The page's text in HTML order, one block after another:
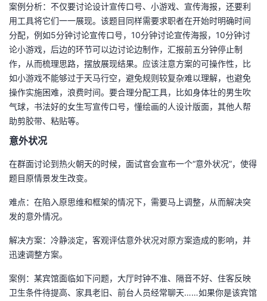
案例分析：不仅要讨论设计宣传口号、小游戏、宣传海报，还要利
用工具将它们一一展现。该题目同样需要求职者在开始时明确时间
分配，例如5分钟讨论宣传口号，10分钟讨论宣传海报，10分钟讨
论小游戏，后边的环节可以边讨论边制作，汇报前五分钟停止制
作，从而梳理思路，摆放展现结果。应该注意方案的可操作性，比
如小游戏不能够过于天马行空，避免规则较复杂难以理解，也避免
操作实施困难，浪费时间。要合理分配工具，比如身体壮的男生吹
气球，书法好的女生写宣传口号，懂绘画的人设计版面，其他人帮
助剪胶带、粘贴等。
意外状况
在群面讨论到热火朝天的时候，面试官会宣布一个“意外状况”，使得
题目原情景发生改变。
难点：在陷入原思维和框架的情况下，需要马上调整，从而解决突
发的意外情况。
解决方案：冷静淡定，客观评估意外状况对原方案造成的影响，并
迅速调整方案。
案例：某宾馆面临如下问题，大厅时钟不准、隔音不好、住客反映
卫生条件待提高、家具老旧、前台人员经常聊天……如果你是该宾馆